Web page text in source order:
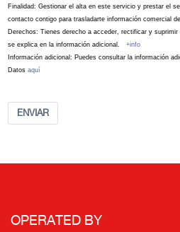
Finalidad: Gestionar el alta en este servicio y prestar el
contacto contigo para trasladarte información comercial
Derechos: Tienes derecho a acceder, rectificar y
se explica en la información adicional. +info
Información adicional: Puedes consultar la información
Datos aquí
ENVIAR
OPERATED BY